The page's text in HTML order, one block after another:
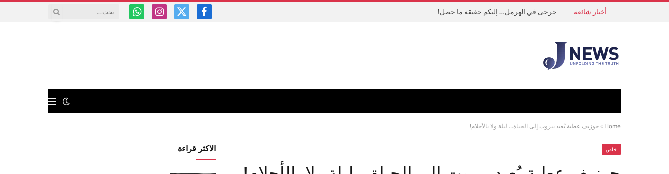
أخبار شائعة جرحى في الهرمل… إليكم حقيقة ما حصل!
فيسبوكX
الانستغرامواتساب
Home
» جوزيف عطية يُعيد بيروت إلى الحياة… ليلة ولا بالأحلام!
خاص الاكثر قراءة